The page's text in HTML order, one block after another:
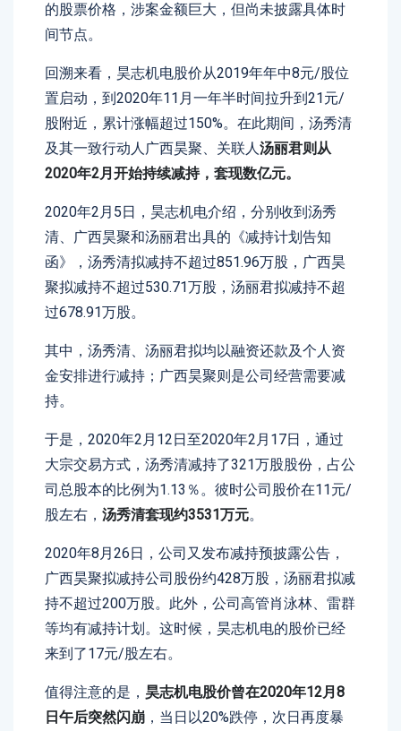
的股票价格，涉案金额巨大，但尚未披露具体时
间节点。
回溯来看，昊志机电股价从2019年年中8元/股位
置启动，到2020年11月一年半时间拉升到21元/
股附近，累计涨幅超过150%。在此期间，汤秀清
及其一致行动人广西昊聚、关联人汤丽君则从
2020年2月开始持续减持，套现数亿元。
2020年2月5日，昊志机电介绍，分别收到汤秀
清、广西昊聚和汤丽君出具的《减持计划告知
函》，汤秀清拟减持不超过851.96万股，广西昊
聚拟减持不超过530.71万股，汤丽君拟减持不超
过678.91万股。
其中，汤秀清、汤丽君拟均以融资还款及个人资
金安排进行减持；广西昊聚则是公司经营需要减
持。
于是，2020年2月12日至2020年2月17日，通过
大宗交易方式，汤秀清减持了321万股股份，占公
司总股本的比例为1.13％。彼时公司股价在11元/
股左右， 汤秀清套现约3531万元。
2020年8月26日，公司又发布减持预披露公告，
广西昊聚拟减持公司股份约428万股，汤丽君拟减
持不超过200万股。此外，公司高管肖泳林、雷群
等均有减持计划。这时候，昊志机电的股价已经
来到了17元/股左右。
值得注意的是， 昊志机电股价曾在2020年12月8
日午后突然闪崩 ，当日以20%跌停，次日再度暴